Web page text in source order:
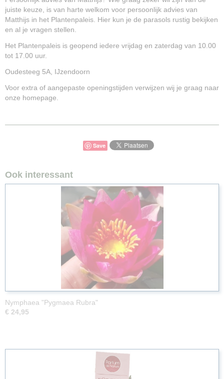
juiste keuze, is van harte welkom voor persoonlijk advies van
Matthijs in het Plantenpaleis. Hier kun je de parasols rustig bekijken
en al je vragen stellen.
Het Plantenpaleis is geopend iedere vrijdag en zaterdag van 10.00
tot 17.00 uur.
Oudesteeg 5A, IJzendoorn
Voor extra of aangepaste openingstijden verwijzen wij je graag naar
onze homepage.
Save
Ook interessant
Nymphaea "Pygmaea Rubra"
€ 24,95